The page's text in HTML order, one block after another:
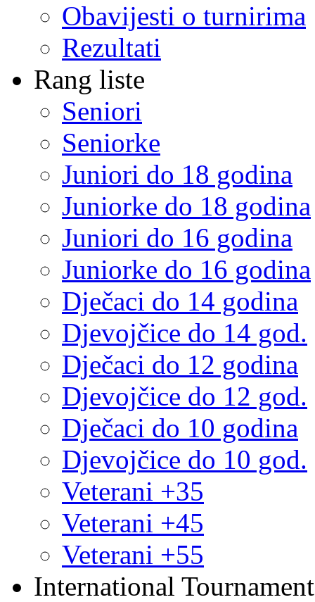
Obavijesti o turnirima
Rezultati
Rang liste
Seniori
Seniorke
Juniori do 18 godina
Juniorke do 18 godina
Juniori do 16 godina
Juniorke do 16 godina
Dječaci do 14 godina
Djevojčice do 14 god.
Dječaci do 12 godina
Djevojčice do 12 god.
Dječaci do 10 godina
Djevojčice do 10 god.
Veterani +35
Veterani +45
Veterani +55
International